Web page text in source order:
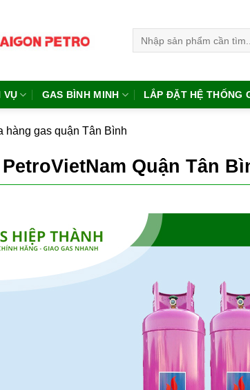
VỤ GAS BÌNH MINH LẮP ĐẶT HỆ THỐNG
hàng gas quận Tân Bình
Quận Tân